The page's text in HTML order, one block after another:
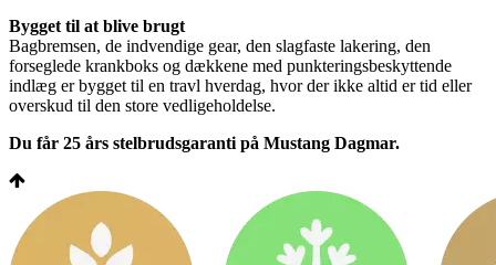
Bygget til at blive brugt
Bagbremsen, de indvendige gear, den slagfaste lakering, den
forseglede krankboks og dækkene med punkteringsbeskyttende
indlæg er bygget til en travl hverdag, hvor der ikke altid er tid eller
overskud til den store vedligeholdelse.
Du får 25 års stelbrudsgaranti på Mustang Dagmar.